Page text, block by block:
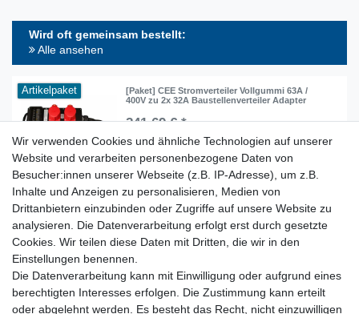
Wird oft gemeinsam bestellt:
Alle ansehen
Artikelpaket
[Paket] CEE Stromverteiler Vollgummi 63A /
400V zu 2x 32A Baustellenverteiler Adapter
241,69 € *
In den Warenkorb
inkl. ges. MwSt. zzgl.Versandkosten
Lieferzeit etwa 1 bis 3 Werktage
Kostenloser Versand ab 199 EURO Warenwert
Wir verwenden Cookies und ähnliche Technologien auf unserer
Website und verarbeiten personenbezogene Daten von
Besucher:innen unserer Webseite (z.B. IP-Adresse), um z.B.
Inhalte und Anzeigen zu personalisieren, Medien von
Drittanbietern einzubinden oder Zugriffe auf unsere Website zu
analysieren. Die Datenverarbeitung erfolgt erst durch gesetzte
Cookies. Wir teilen diese Daten mit Dritten, die wir in den
Einstellungen benennen.
Die Datenverarbeitung kann mit Einwilligung oder aufgrund eines
berechtigten Interesses erfolgen. Die Zustimmung kann erteilt
oder abgelehnt werden. Es besteht das Recht, nicht einzuwilligen